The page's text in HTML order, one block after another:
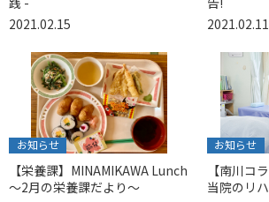
2021.02.15
2021.02.11
お知らせ
【栄養課】MINAMIKAWA Lunch
〜2月の栄養課だより〜
お知らせ
【南川コ
当院のリ